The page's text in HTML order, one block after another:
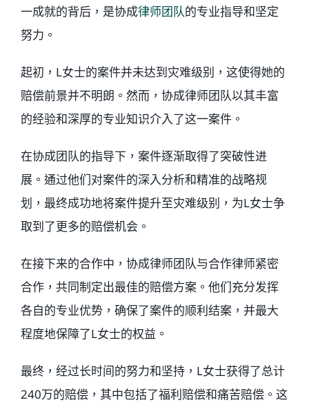
一成就的背后，是协成律师团队的专业指导和坚定
努力。
起初，L女士的案件并未达到灾难级别，这使得她的
赔偿前景并不明朗。然而，协成律师团队以其丰富
的经验和深厚的专业知识介入了这一案件。
在协成团队的指导下，案件逐渐取得了突破性进
展。通过他们对案件的深入分析和精准的战略规
划，最终成功地将案件提升至灾难级别，为L女士争
取到了更多的赔偿机会。
在接下来的合作中，协成律师团队与合作律师紧密
合作，共同制定出最佳的赔偿方案。他们充分发挥
各自的专业优势，确保了案件的顺利结案，并最大
程度地保障了L女士的权益。
最终，经过长时间的努力和坚持，L女士获得了总计
240万的赔偿，其中包括了福利赔偿和痛苦赔偿。这